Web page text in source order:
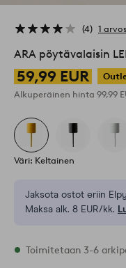
4 1
ARA pöytävalaisin
59,99 EUR
Alkuperäinen hinta 99,99
Väri: Keltainen
Jaksota ostot eriin
Maksa alk. 8 EUR/kk.
Varastossa
Toimitetaan 3-6